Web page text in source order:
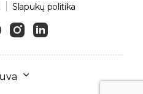
Slapukų politika